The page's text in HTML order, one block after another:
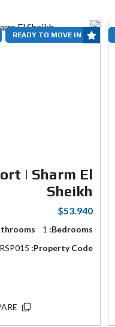
READY TO MOVE IN
| Sharm El
Sheikh
$53.940
Bedrooms:
1
Property Code:
RSP015